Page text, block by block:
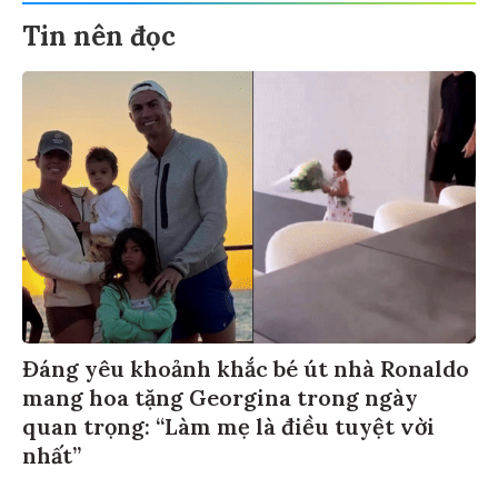
Tin nên đọc
Đáng yêu khoảnh khắc bé út nhà Ronaldo
mang hoa tặng Georgina trong ngày
quan trọng: “Làm mẹ là điều tuyệt vời
nhất”